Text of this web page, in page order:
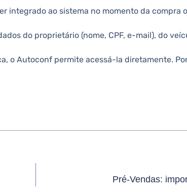
integrado ao sistema no momento da compra
do proprietário (nome, CPF, e-mail), do
o Autoconf permite acessá-la diretamente.
Pré-Vendas: